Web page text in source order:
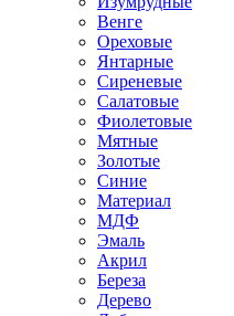
Венге
Ореховые
Янтарные
Сиреневые
Салатовые
Фиолетовые
Мятные
Золотые
Синие
Материал
МДФ
Эмаль
Акрил
Береза
Дерево